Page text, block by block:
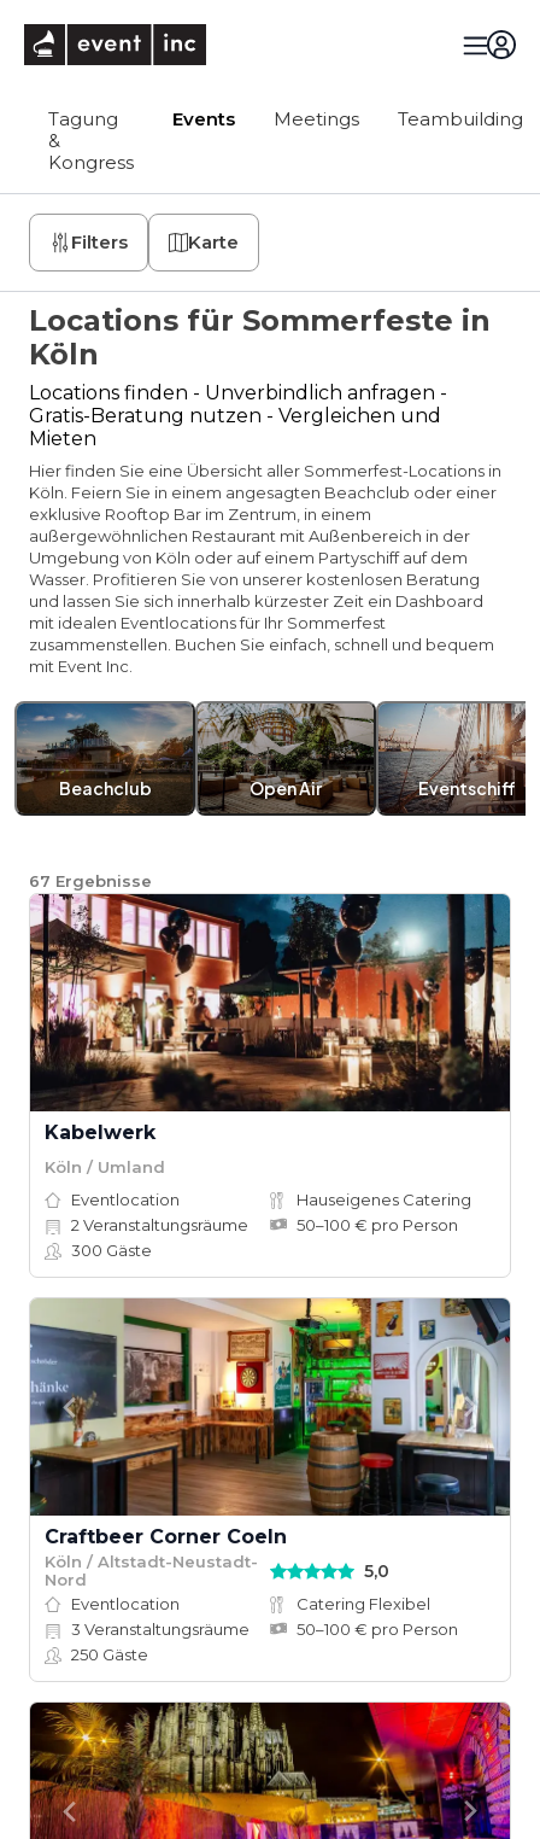
Tagung
&
Kongress
Events Meetings Teambuilding
Filters Karte
Locations für Sommerfeste in
Köln
Locations finden - Unverbindlich anfragen -
Gratis-Beratung nutzen - Vergleichen und
Mieten
Hier finden Sie eine Übersicht aller Sommerfest-Locations in
Köln. Feiern Sie in einem angesagten Beachclub oder einer
exklusive Rooftop Bar im Zentrum, in einem
außergewöhnlichen Restaurant mit Außenbereich in der
Umgebung von Köln oder auf einem Partyschiff auf dem
Wasser. Profitieren Sie von unserer kostenlosen Beratung
und lassen Sie sich innerhalb kürzester Zeit ein Dashboard
mit idealen Eventlocations für Ihr Sommerfest
zusammenstellen. Buchen Sie einfach, schnell und bequem
mit Event Inc.
Beachclub Open Air Eventschiff
67 Ergebnisse
Kabelwerk
Köln / Umland
Eventlocation
Hauseigenes Catering
2 Veranstaltungsräume
50–100 € pro Person
300 Gäste
Craftbeer Corner Coeln
Köln / Altstadt-Neustadt-
Nord
5,0
Eventlocation
Catering Flexibel
3 Veranstaltungsräume
50–100 € pro Person
250 Gäste